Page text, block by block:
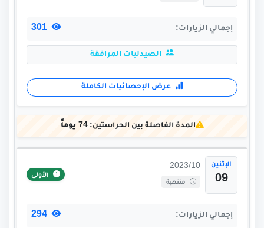
إجمالي الزيارات:
الصيدليات المرافقة
عرض الإحصائيات الكاملة
المدة الفاصلة بين الحراستين:74 يوماً
الإثنين
09
2023/10
منتهية
الأولى
إجمالي الزيارات: